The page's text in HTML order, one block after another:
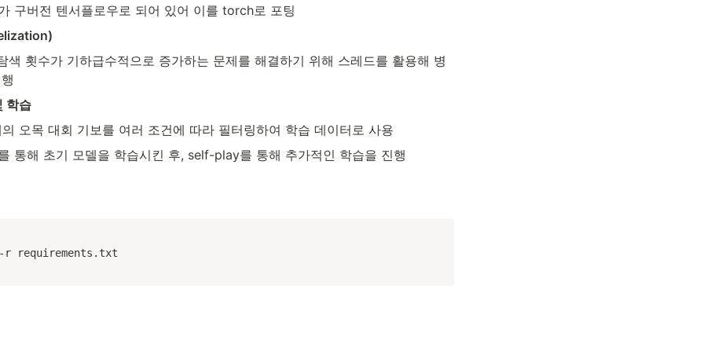
구버전 텐서플로우로 되어 있어 이를 torch로 포팅
색 횟수가 기하급수적으로 증가하는 문제를 해결하기 위해 스레드를 활용해 병
학습
오목 대회 기보를 여러 조건에 따라 필터링하여 학습 데이터로 사용
통해 초기 모델을 학습시킨 후, self-play를 통해 추가적인 학습을 진행
requirements.txt